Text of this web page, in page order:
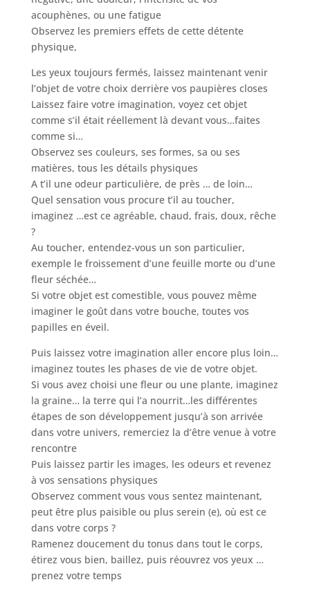
acouphènes, ou une fatigue
Observez les premiers effets de cette détente
physique,
Les yeux toujours fermés, laissez maintenant venir
l’objet de votre choix derrière vos paupières closes
Laissez faire votre imagination, voyez cet objet
comme s’il était réellement là devant vous…faites
comme si…
Observez ses couleurs, ses formes, sa ou ses
matières, tous les détails physiques
A t’il une odeur particulière, de près … de loin…
Quel sensation vous procure t’il au toucher,
imaginez …est ce agréable, chaud, frais, doux, rêche
?
Au toucher, entendez-vous un son particulier,
exemple le froissement d’une feuille morte ou d’une
fleur séchée…
Si votre objet est comestible, vous pouvez même
imaginer le goût dans votre bouche, toutes vos
papilles en éveil.
Puis laissez votre imagination aller encore plus loin…
imaginez toutes les phases de vie de votre objet.
Si vous avez choisi une fleur ou une plante, imaginez
la graine… la terre qui l’a nourrit…les différentes
étapes de son développement jusqu’à son arrivée
dans votre univers, remerciez la d’être venue à votre
rencontre
Puis laissez partir les images, les odeurs et revenez
à vos sensations physiques
Observez comment vous vous sentez maintenant,
peut être plus paisible ou plus serein (e), où est ce
dans votre corps ?
Ramenez doucement du tonus dans tout le corps,
étirez vous bien, baillez, puis réouvrez vos yeux …
prenez votre temps